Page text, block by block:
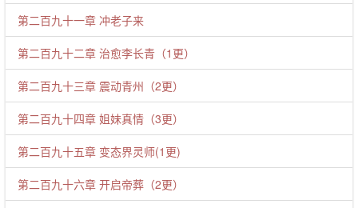
第二百九十一章 冲老子来
第二百九十二章 治愈李长青（1更）
第二百九十三章 震动青州（2更）
第二百九十四章 姐妹真情（3更）
第二百九十五章 变态界灵师(1更)
第二百九十六章 开启帝葬（2更）